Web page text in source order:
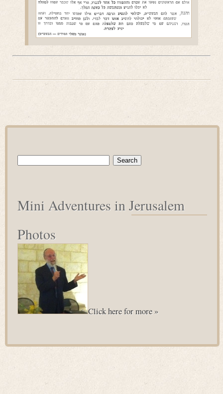
Search
Mini Adventures in Jerusalem
Photos
Click here for more »